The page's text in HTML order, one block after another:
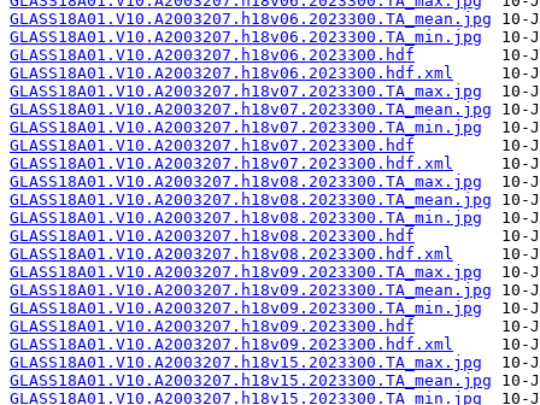
GLASS18A01.V10.A2003207.h18v06.2023300.TA_mean.jpg
GLASS18A01.V10.A2003207.h18v06.2023300.TA_min.jpg
GLASS18A01.V10.A2003207.h18v06.2023300.hdf
GLASS18A01.V10.A2003207.h18v06.2023300.hdf.xml
GLASS18A01.V10.A2003207.h18v07.2023300.TA_max.jpg
GLASS18A01.V10.A2003207.h18v07.2023300.TA_mean.jpg
GLASS18A01.V10.A2003207.h18v07.2023300.TA_min.jpg
GLASS18A01.V10.A2003207.h18v07.2023300.hdf
GLASS18A01.V10.A2003207.h18v07.2023300.hdf.xml
GLASS18A01.V10.A2003207.h18v08.2023300.TA_max.jpg
GLASS18A01.V10.A2003207.h18v08.2023300.TA_mean.jpg
GLASS18A01.V10.A2003207.h18v08.2023300.TA_min.jpg
GLASS18A01.V10.A2003207.h18v08.2023300.hdf
GLASS18A01.V10.A2003207.h18v08.2023300.hdf.xml
GLASS18A01.V10.A2003207.h18v09.2023300.TA_max.jpg
GLASS18A01.V10.A2003207.h18v09.2023300.TA_mean.jpg
GLASS18A01.V10.A2003207.h18v09.2023300.TA_min.jpg
GLASS18A01.V10.A2003207.h18v09.2023300.hdf
GLASS18A01.V10.A2003207.h18v09.2023300.hdf.xml
GLASS18A01.V10.A2003207.h18v15.2023300.TA_max.jpg
GLASS18A01.V10.A2003207.h18v15.2023300.TA_mean.jpg
GLASS18A01.V10.A2003207.h18v15.2023300.TA_min.jpg